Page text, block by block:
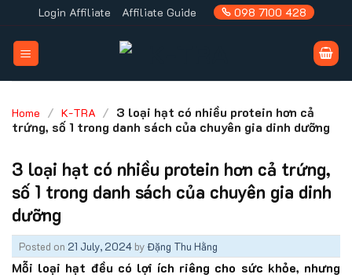
to
content
Login Affiliate Affiliate Guide 098 7100 428
Home / K-TRA / 3 loại hạt có nhiều protein hơn cả
trứng, số 1 trong danh sách của chuyên gia dinh dưỡng
3 loại hạt có nhiều protein hơn cả trứng,
số 1 trong danh sách của chuyên gia dinh
dưỡng
Posted on 21 July, 2024 byĐặng Thu Hằng
Mỗi loại hạt đều có lợi ích riêng cho sức khỏe, nhưng